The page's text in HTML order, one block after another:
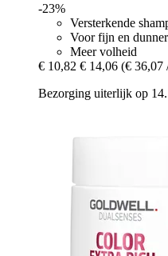
-23%
Versterkende
Voor fijn en
Meer volheid
€ 10,82 € 14,06 (€ 36,07
Bezorging uiterlijk op 14.